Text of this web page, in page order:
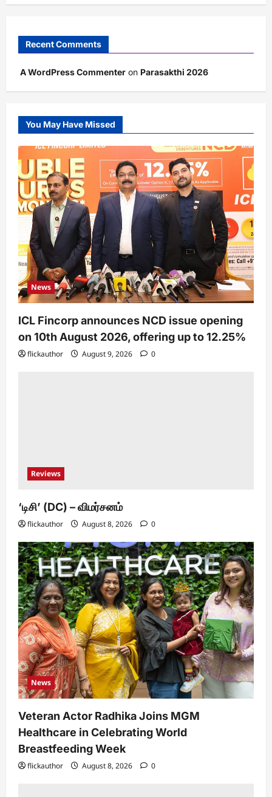
Recent Comments
A WordPress Commenter on Parasakthi 2026
You May Have Missed
News
ICL Fincorp announces NCD issue opening
on 10th August 2026, offering up to 12.25%
flickauthor August 9, 2026 0
Reviews
‘டிசி’ (DC) – விமர்சனம்
flickauthor August 8, 2026 0
News
Veteran Actor Radhika Joins MGM
Healthcare in Celebrating World
Breastfeeding Week
flickauthor August 8, 2026 0